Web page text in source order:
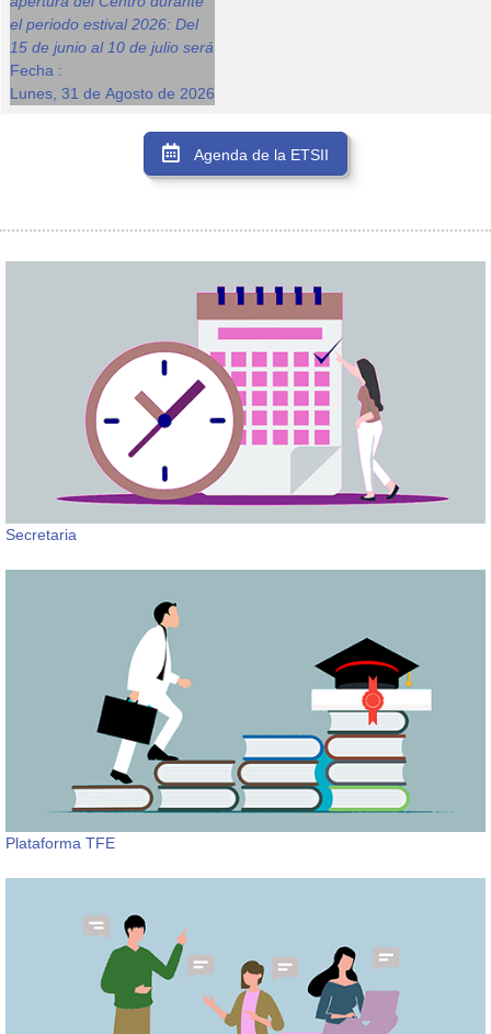
el periodo estival 2026: Del
15 de junio al 10 de julio será
Fecha :
Lunes, 31 de Agosto de 2026
Agenda de la ETSII
Secretaria
Plataforma TFE